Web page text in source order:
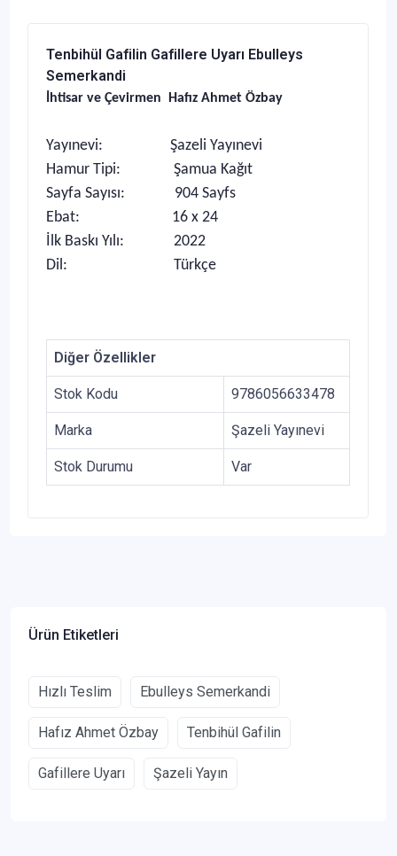
Tenbihül Gafilin Gafillere Uyarı Ebulleys
Semerkandi
İhtisar ve Çevirmen Hafız Ahmet Özbay
Yayınevi: Şazeli Yayınevi
Hamur Tipi: Şamua Kağıt
Sayfa Sayısı: 904 Sayfs
Ebat: 16 x 24
İlk Baskı Yılı: 2022
Dil: Türkçe
Diğer Özellikler
Stok Kodu 9786056633478
Marka Şazeli Yayınevi
Stok Durumu Var
Ürün Etiketleri
Hızlı Teslim Ebulleys Semerkandi
Hafız Ahmet Özbay Tenbihül Gafilin
Gafillere Uyarı Şazeli Yayın